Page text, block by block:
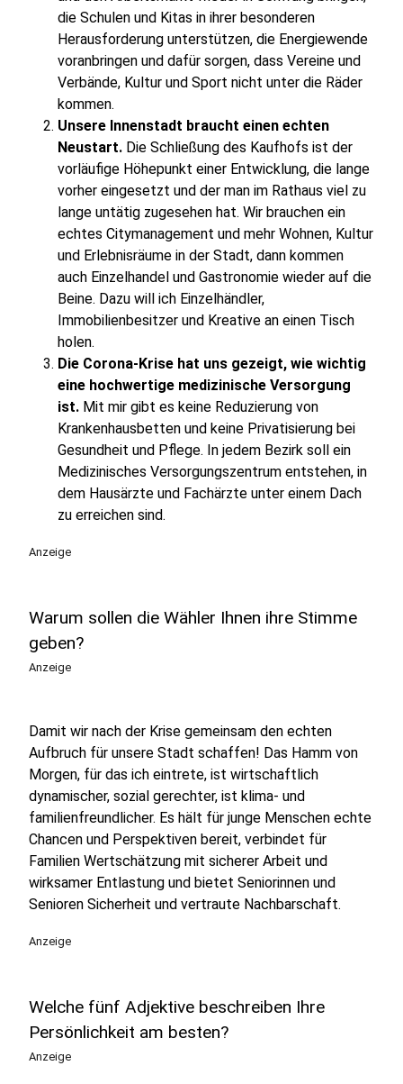
die Schulen und Kitas in ihrer besonderen
Herausforderung unterstützen, die Energiewende
voranbringen und dafür sorgen, dass Vereine und
Verbände, Kultur und Sport nicht unter die Räder
kommen.
Unsere Innenstadt braucht einen echten
Neustart. Die Schließung des Kaufhofs ist der
vorläufige Höhepunkt einer Entwicklung, die lange
vorher eingesetzt und der man im Rathaus viel zu
lange untätig zugesehen hat. Wir brauchen ein
echtes Citymanagement und mehr Wohnen, Kultur
und Erlebnisräume in der Stadt, dann kommen
auch Einzelhandel und Gastronomie wieder auf die
Beine. Dazu will ich Einzelhändler,
Immobilienbesitzer und Kreative an einen Tisch
holen.
Die Corona-Krise hat uns gezeigt, wie wichtig
eine hochwertige medizinische Versorgung
ist. Mit mir gibt es keine Reduzierung von
Krankenhausbetten und keine Privatisierung bei
Gesundheit und Pflege. In jedem Bezirk soll ein
Medizinisches Versorgungszentrum entstehen, in
dem Hausärzte und Fachärzte unter einem Dach
zu erreichen sind.
Anzeige
Warum sollen die Wähler Ihnen ihre Stimme
geben?
Anzeige
Damit wir nach der Krise gemeinsam den echten
Aufbruch für unsere Stadt schaffen! Das Hamm von
Morgen, für das ich eintrete, ist wirtschaftlich
dynamischer, sozial gerechter, ist klima- und
familienfreundlicher. Es hält für junge Menschen echte
Chancen und Perspektiven bereit, verbindet für
Familien Wertschätzung mit sicherer Arbeit und
wirksamer Entlastung und bietet Seniorinnen und
Senioren Sicherheit und vertraute Nachbarschaft.
Anzeige
Welche fünf Adjektive beschreiben Ihre
Persönlichkeit am besten?
Anzeige